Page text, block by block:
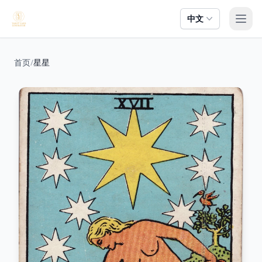
中文 打开
首页/星星